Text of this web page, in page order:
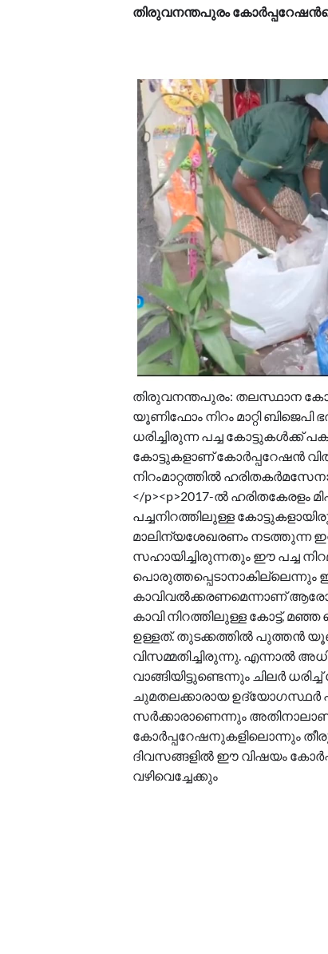
തിരുവനന്തപുരം
തിരുവനന്തപുരം: തലസ്ഥാന
യൂണിഫോം നിറം മാറ്റി
ധരിച്ചിരുന്ന പച്ച
കോട്ടുകളാണ് കോർപ്പറേഷൻ
നിറംമാറ്റത്തിൽ
</p><p>2017-ൽ
പച്ചനിറത്തിലുള്ള
മാലിന്യശേഖരണം നടത്തുന്ന
സഹായിച്ചിരുന്നതും ഈ പച്ച
പൊരുത്തപ്പെടാനാകില്ലെന്നും
കാവിവൽക്കരണമെന്നാണ്
കാവി നിറത്തിലുള്ള കോട്ട്,
ഉള്ളത്. തുടക്കത്തിൽ പുത്തൻ
വിസമ്മതിച്ചിരുന്നു. എന്നാൽ
വാങ്ങിയിട്ടുണ്ടെന്നും ചിലർ
ചുമതലക്കാരായ ഉദ്യോഗസ്ഥർ
സർക്കാരാണെന്നും അതിനാലാണ്
കോർപ്പറേഷനുകളിലൊന്നും
ദിവസങ്ങളിൽ ഈ വിഷയം
വഴിവെച്ചേക്കും